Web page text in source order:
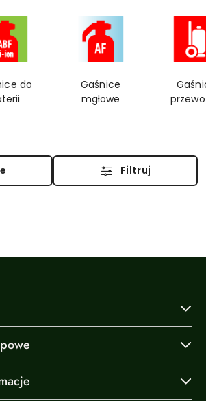
do
Gaśnice
mgłowe
Filtruj